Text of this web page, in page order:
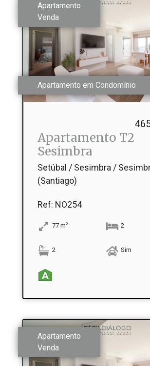
Apartamento
Venda
Apartamento em Condomínio
Apartamento T2
Sesimbra
Setúbal / Sesimbra /
(Santiago)
Ref: NO254
77m2 2
2 Sim
Apartamento
Venda